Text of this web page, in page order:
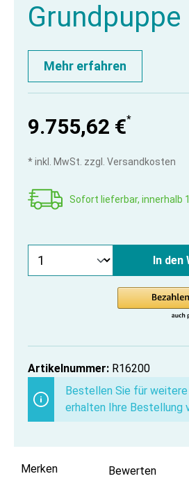
Grundpuppe
Mehr erfahren
9.755,62 €*
* inkl. MwSt. zzgl. Versandkosten
Sofort lieferbar, innerhalb
In den
Artikelnummer: R16200
Bestellen Sie für weitere
erhalten Ihre Bestellung
Merken Bewerten